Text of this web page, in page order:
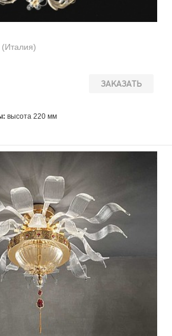
(Италия)
ЗАКАЗАТЬ
высота 220 мм